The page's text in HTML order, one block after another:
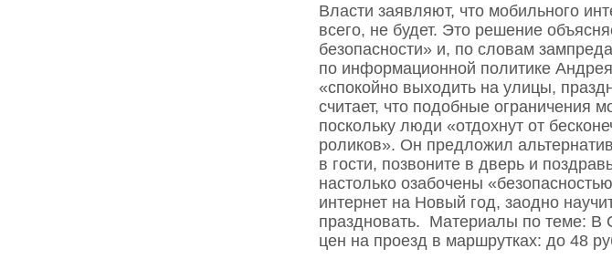
Власти заявляют, что мобильного
всего, не будет. Это решение
безопасности» и, по словам
по информационной политике
«спокойно выходить на улицы,
считает, что подобные ограничения
поскольку люди «отдохнут от
роликов». Он предложил
в гости, позвоните в дверь и
настолько озабочены
интернет на Новый год, заодно
праздновать. Материалы по теме: В
цен на проезд в маршрутках: до 48